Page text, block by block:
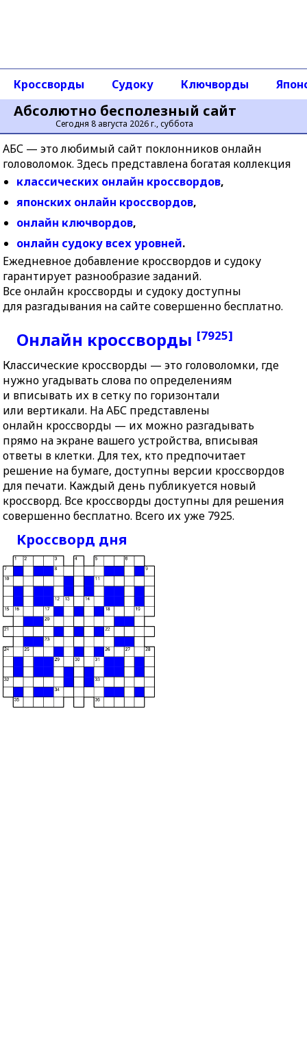
Реклама в Интернет|Все Кулички
Абсолютно бесполезный сайт
Сегодня 8 августа 2026 г., суббота
Кроссворды Судоку Ключворды
АБС — это любимый сайт поклонников онлайн
головоломок. Здесь представлена богатая коллекция
классических онлайн кроссвордов,
японских онлайн кроссвордов,
онлайн ключвордов,
онлайн судоку всех уровней.
Ежедневное добавление кроссвордов и судоку
гарантирует разнообразие заданий.
Все онлайн кроссворды и судоку доступны
для разгадывания на сайте совершенно бесплатно.
Онлайн кроссворды [7925]
Классические кроссворды — это головоломки, где
нужно угадывать слова по определениям
и вписывать их в сетку по горизонтали
или вертикали. На АБС представлены
онлайн кроссворды — их можно разгадывать
прямо на экране вашего устройства, вписывая
ответы в клетки. Для тех, кто предпочитает
решение на бумаге, доступны версии кроссвордов
для печати. Каждый день публикуется новый
кроссворд. Все кроссворды доступны для решения
совершенно бесплатно. Всего их уже 7925.
Кроссворд дня